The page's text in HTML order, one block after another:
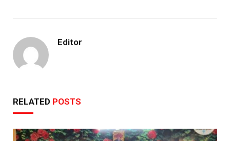
Editor
RELATED POSTS